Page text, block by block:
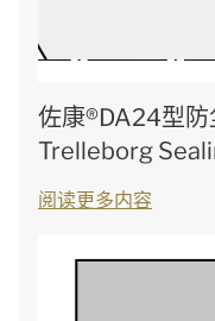
佐康®DA24型防
Trelleborg
阅读更多内容